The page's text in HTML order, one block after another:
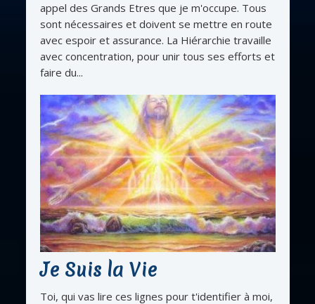
appel des Grands Etres que je m'occupe. Tous
sont nécessaires et doivent se mettre en route
avec espoir et assurance. La Hiérarchie travaille
avec concentration, pour unir tous ses efforts et
faire du...
Je Suis la Vie
Toi, qui vas lire ces lignes pour t'identifier à moi,